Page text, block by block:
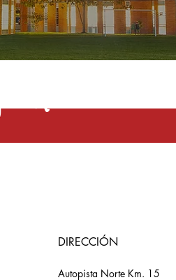
Rochester la
DIRECCIÓN
Autopista Norte Km. 15